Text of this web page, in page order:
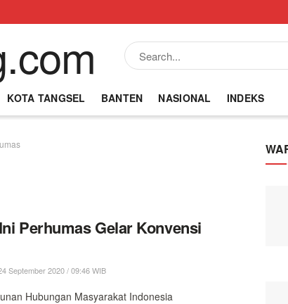
KOTA TANGSEL BANTEN NASIONAL INDEKS
Perhumas Gelar Konvensi
September 2020 / 09:46 WIB
Hubungan Masyarakat Indonesia